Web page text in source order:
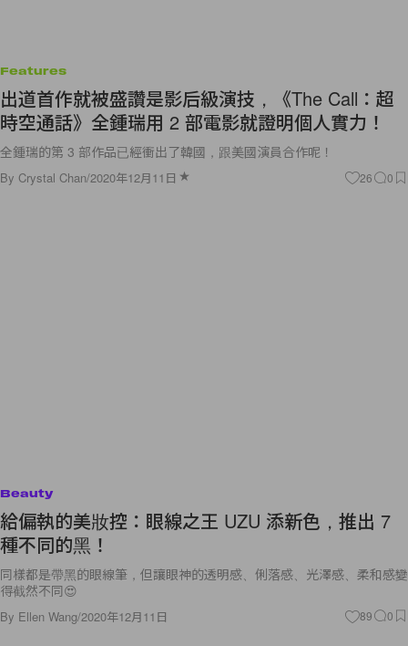
Features
出道首作就被盛讚是影后級演技，《The Call：超
時空通話》全鍾瑞用 2 部電影就證明個人實力！
全鍾瑞的第 3 部作品已經衝出了韓國，跟美國演員合作呢！
By Crystal Chan/2020年12月11日 26 0
Beauty
給偏執的美妝控：眼線之王 UZU 添新色，推出 7
種不同的黑！
同樣都是帶黑的眼線筆，但讓眼神的透明感、俐落感、光澤感、柔和感變
得截然不同😍
By Ellen Wang/2020年12月11日 89 0